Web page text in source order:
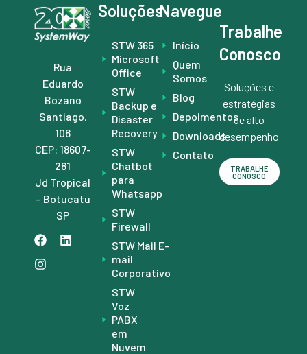
Rua
Eduardo
Bozano
Santiago,
108
CEP: 18607-
281
Jd Tropical
– Botucatu
SP
Soluções
STW 365
Microsoft
Office
STW
Backup e
Disaster
Recovery
STW
Chatbot
para
Whatsapp
STW
Firewall
STW Mail E-
mail
Corporativo
STW
Voz
PABX
em
Nuvem
Navegue
Início
Quem
Somos
Blog
Depoimentos
Downloads
Contato
Trabalhe
Conosco
Soluções e
estratégias
de alto
desempenho
TRABALHE
CONOSCO